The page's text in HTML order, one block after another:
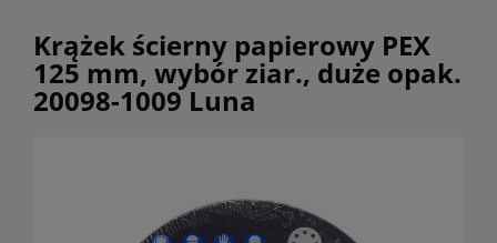
Krążek ścierny papierowy PEX
125 mm, wybór ziar., duże opak.
20098-1009 Luna